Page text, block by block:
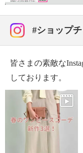
【原産国（地）】
#ショップ
皆さまの素敵な
しております。